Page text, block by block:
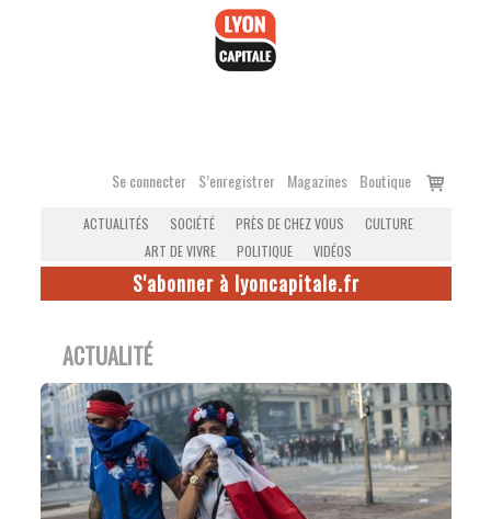
Se connecter S’enregistrer Magazines Boutique
Voir
ACTUALITÉS SOCIÉTÉ PRÈS DE CHEZ VOUS
CULTURE
ART DE VIVRE
POLITIQUE VIDÉOS
S'abonner à lyoncapitale.fr
ACTUALITÉ